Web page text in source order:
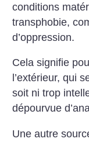
conditions
transphobie,
d’oppression.
Cela signifie
l’extérieur, qui
soit ni trop
dépourvue
Une autre